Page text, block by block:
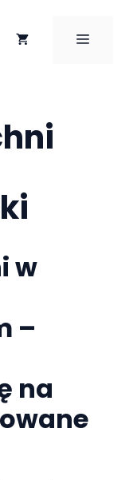
MENU
w
–
na